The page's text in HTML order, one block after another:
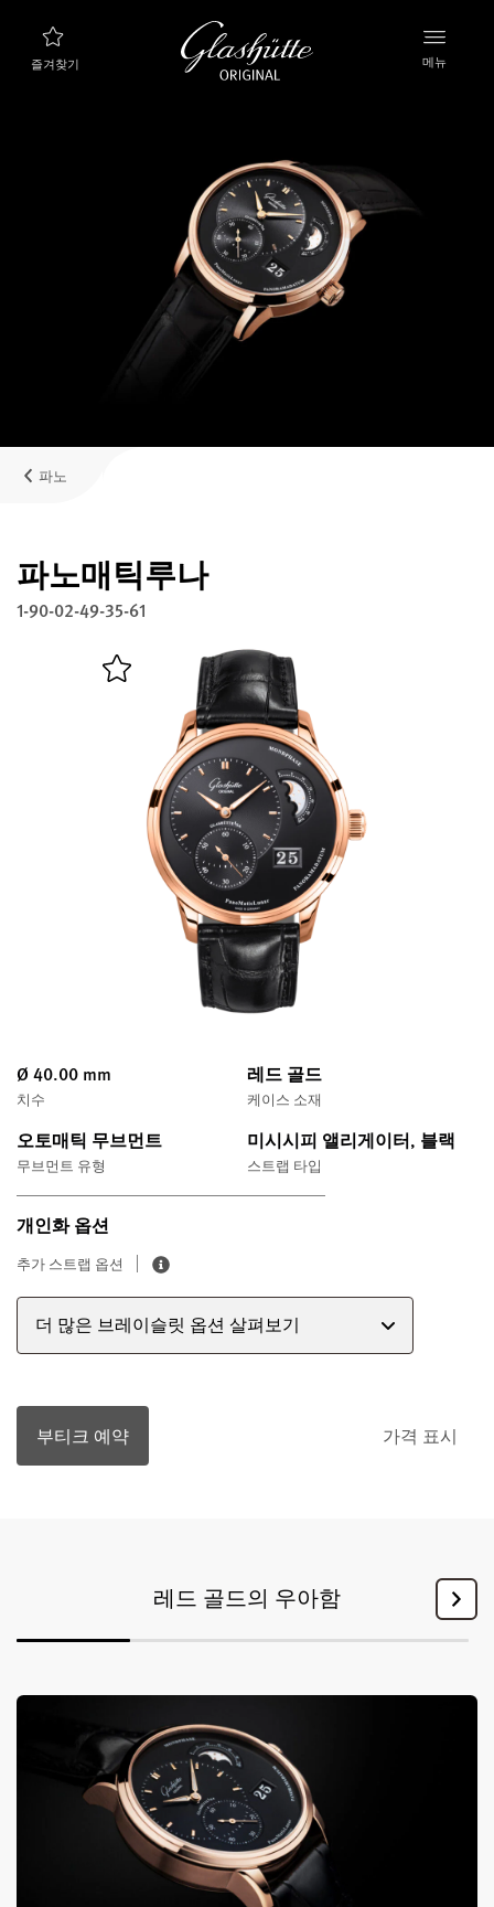
즐겨찾기 메뉴
글라슈테 오리지널 브랜드
매뉴팩처, 히스토리, 그리고 파트너들
내계정
서비스
워런티, 시계 개선과 복구
English Deutsch
메뉴 닫기
파노
파노매틱루나
1-90-02-49-35-61
Ø 40.00 mm
치수
레드 골드
케이스 소재
오토매틱 무브먼트
무브먼트 유형
미시시피 앨리게이터, 블랙
스트랩 타입
개인화 옵션
추가 스트랩 옵션
더 많은 브레이슬릿 옵션 살펴보기
부티크 예약 가격 표시
레드 골드의 우아함